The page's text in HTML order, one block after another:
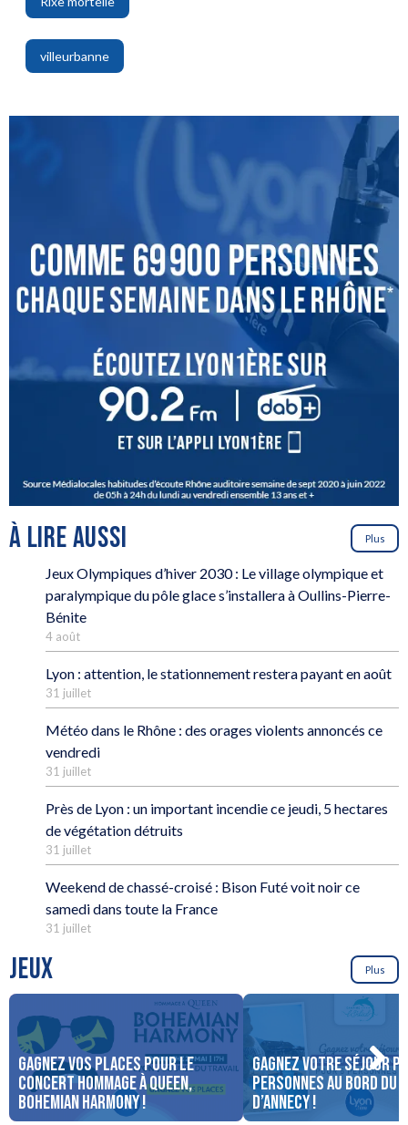
,
villeurbanne
À LIRE AUSSI Plus
Jeux Olympiques d’hiver 2030 : Le village olympique et
paralympique du pôle glace s’installera à Oullins-Pierre-
Bénite
4 août
Lyon : attention, le stationnement restera payant en août
31 juillet
Météo dans le Rhône : des orages violents annoncés ce
vendredi
31 juillet
Près de Lyon : un important incendie ce jeudi, 5 hectares
de végétation détruits
31 juillet
Weekend de chassé-croisé : Bison Futé voit noir ce
samedi dans toute la France
31 juillet
JEUX Plus
Gagnez vos places pour le
concert Hommage à Queen,
Bohemian Harmony !
Gagnez votre séjour
personnes au bord du
d’Annecy !